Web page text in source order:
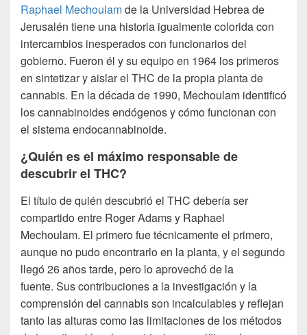
Raphael Mechoulamde la Universidad Hebrea de
Jerusalén tiene una historia igualmente colorida con
intercambios inesperados con funcionarios del
gobierno. Fueron él y su equipo en 1964 los primeros
en sintetizar y aislar el THC de la propia planta de
cannabis. En la década de 1990, Mechoulam identificó
los cannabinoides endógenos y cómo funcionan con
el sistema endocannabinoide.
¿Quién es el máximo responsable de
descubrir el THC?
El título de quién descubrió el THC debería ser
compartido entre Roger Adams y Raphael
Mechoulam. El primero fue técnicamente el primero,
aunque no pudo encontrarlo en la planta, y el segundo
llegó 26 años tarde, pero lo aprovechó de la
fuente. Sus contribuciones a la investigación y la
comprensión del cannabis son incalculables y reflejan
tanto las alturas como las limitaciones de los métodos